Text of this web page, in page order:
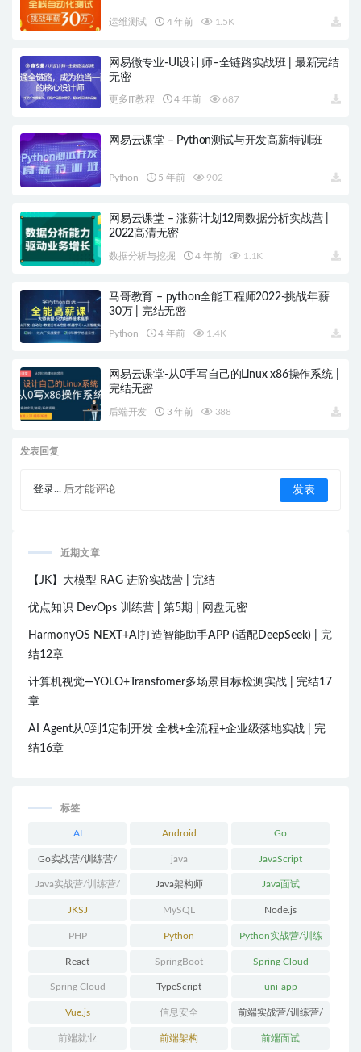
运维测试 4 年前 1.5K
网易微专业-UI设计师–全链路实战班 | 最新完结
无密
更多IT教程 4 年前 687
网易云课堂 – Python测试与开发高薪特训班
Python 5 年前 902
网易云课堂 – 涨薪计划12周数据分析实战营 |
2022高清无密
数据分析与挖掘 4 年前 1.1K
马哥教育 – python全能工程师2022-挑战年薪
30万 | 完结无密
Python 4 年前 1.4K
网易云课堂-从0手写自己的Linux x86操作系统 |
完结无密
后端开发 3 年前 388
发表回复
登录... 后才能评论
近期文章
【JK】大模型 RAG 进阶实战营 | 完结
优点知识 DevOps 训练营 | 第5期 | 网盘无密
HarmonyOS NEXT+AI打造智能助手APP (适配DeepSeek) | 完
结12章
计算机视觉—YOLO+Transfomer多场景目标检测实战 | 完结17
章
AI Agent从0到1定制开发 全栈+全流程+企业级落地实战 | 完
结16章
标签
AI Android Go
Go实战营/训练营/
体系课
java JavaScript
Java实战营/训练营/
体系课
Java架构师 Java面试
JKSJ MySQL Node.js
PHP Python Python实战营/训练
营/体系课
React SpringBoot Spring Cloud
Spring Cloud
Alibaba
TypeScript uni-app
Vue.js 信息安全 前端实战营/训练营/
体系课
前端就业 前端架构 前端面试